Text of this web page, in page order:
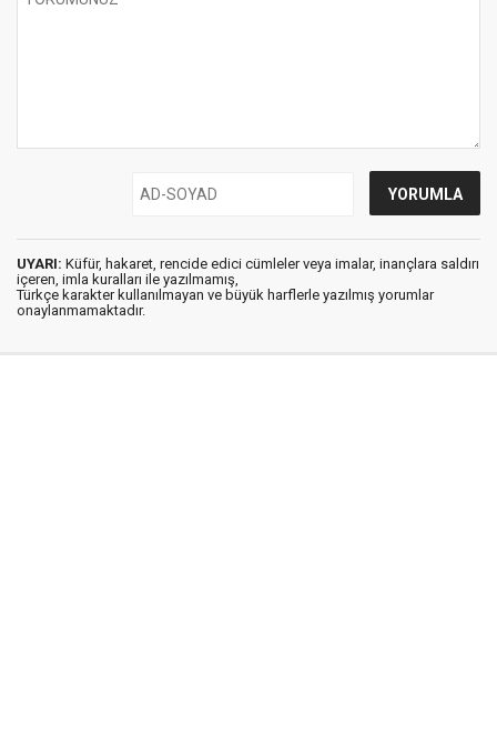
UYARI: Küfür, hakaret, rencide edici cümleler veya imalar, inançlara saldırı
içeren, imla kuralları ile yazılmamış,
Türkçe karakter kullanılmayan ve büyük harflerle yazılmış yorumlar
onaylanmamaktadır.